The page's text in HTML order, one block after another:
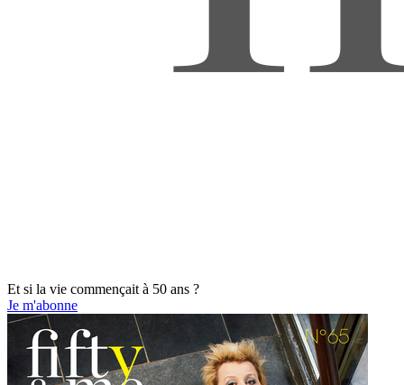
Et si la vie commençait à 50 ans ?
Je m'abonne